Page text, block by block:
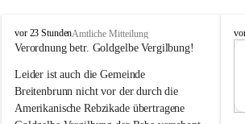
B
r
i
t
e
n
vor 23 StundenAmtliche Mitteilung
Verordnung betr. Goldgelbe Vergilbung!
Leider ist auch die Gemeinde
Breitenbrunn nicht vor der durch die
Amerikanische Rebzikade übertragene
B
e